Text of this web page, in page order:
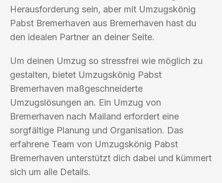
Herausforderung sein, aber mit Umzugskönig
Pabst Bremerhaven aus Bremerhaven hast du
den idealen Partner an deiner Seite.
Um deinen Umzug so stressfrei wie möglich zu
gestalten, bietet Umzugskönig Pabst
Bremerhaven maßgeschneiderte
Umzugslösungen an. Ein Umzug von
Bremerhaven nach Mailand erfordert eine
sorgfältige Planung und Organisation. Das
erfahrene Team von Umzugskönig Pabst
Bremerhaven unterstützt dich dabei und kümmert
sich um alle Details.